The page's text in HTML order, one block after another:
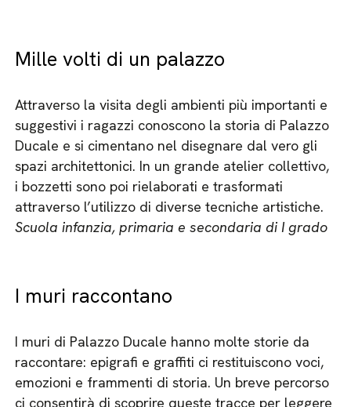
Mille volti di un palazzo
Attraverso la visita degli ambienti più importanti e
suggestivi i ragazzi conoscono la storia di Palazzo
Ducale e si cimentano nel disegnare dal vero gli
spazi architettonici. In un grande atelier collettivo,
i bozzetti sono poi rielaborati e trasformati
attraverso l’utilizzo di diverse tecniche artistiche.
Scuola infanzia, primaria e secondaria di I grado
I muri raccontano
I muri di Palazzo Ducale hanno molte storie da
raccontare: epigrafi e graffiti ci restituiscono voci,
emozioni e frammenti di storia. Un breve percorso
ci consentirà di scoprire queste tracce per leggere